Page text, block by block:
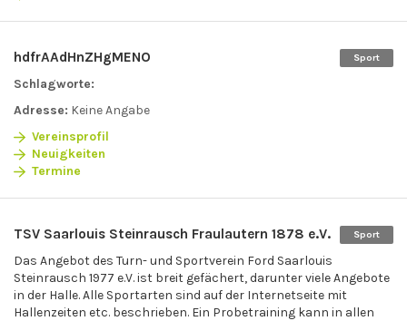
Sport
hdfrAAdHnZHgMENO
Schlagworte:
Adresse: Keine Angabe
Vereinsprofil
Neuigkeiten
Termine
Sport
TSV Saarlouis Steinrausch Fraulautern 1878 e.V.
Das Angebot des Turn- und Sportverein Ford Saarlouis
Steinrausch 1977 e.V. ist breit gefächert, darunter viele Angebote
in der Halle. Alle Sportarten sind auf der Internetseite mit
Hallenzeiten etc. beschrieben. Ein Probetraining kann in allen